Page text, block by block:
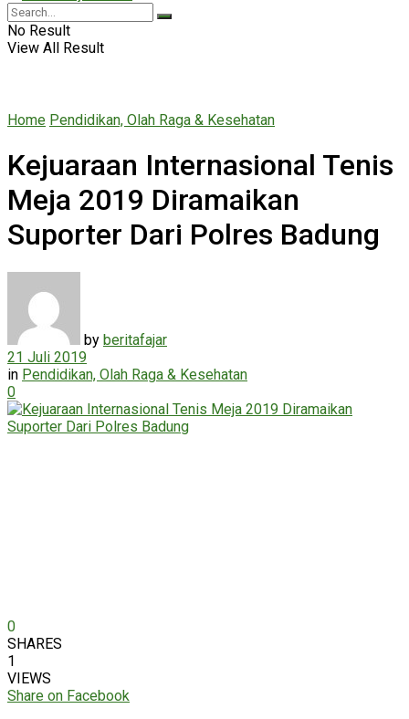
No Result
View All Result
Home Pendidikan, Olah Raga & Kesehatan
Kejuaraan Internasional Tenis
Meja 2019 Diramaikan
Suporter Dari Polres Badung
by beritafajar
21 Juli 2019
in Pendidikan, Olah Raga & Kesehatan
0
0
SHARES
1
VIEWS
Share on Facebook